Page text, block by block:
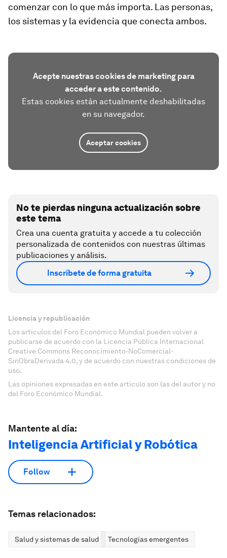
comenzar con lo que más importa. Las personas,
los sistemas y la evidencia que conecta ambos.
Acepte nuestras cookies de marketing para
acceder a este contenido.
Estas cookies están actualmente deshabilitadas
en su navegador.
Aceptar cookies
No te pierdas ninguna actualización sobre
este tema
Crea una cuenta gratuita y accede a tu colección
personalizada de contenidos con nuestras últimas
publicaciones y análisis.
Inscríbete de forma gratuita
Licencia y republicación
Los artículos del Foro Económico Mundial pueden volver a
publicarse de acuerdo con la Licencia Pública Internacional
Creative Commons Reconocimiento-NoComercial-
SinObraDerivada 4.0, y de acuerdo con nuestras condiciones de
uso.
Las opiniones expresadas en este artículo son las del autor y no
del Foro Económico Mundial.
Mantente al día:
Inteligencia Artificial y Robótica
Follow
Temas relacionados:
Salud y sistemas de salud Tecnologías emergentes